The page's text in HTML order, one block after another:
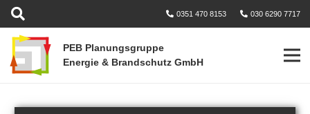
0351 470 8153 030 6290 7717
PEB Planungsgruppe
Energie & Brandschutz GmbH